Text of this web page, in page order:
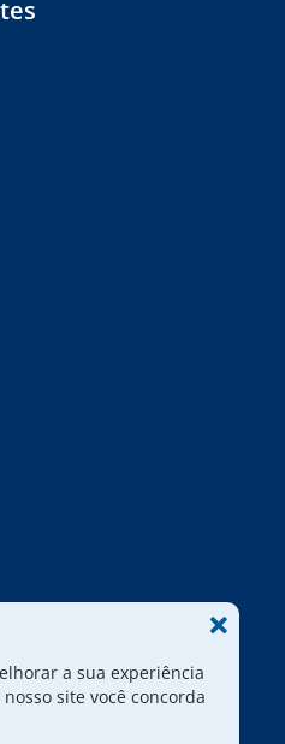
a sua experiência
site você concorda